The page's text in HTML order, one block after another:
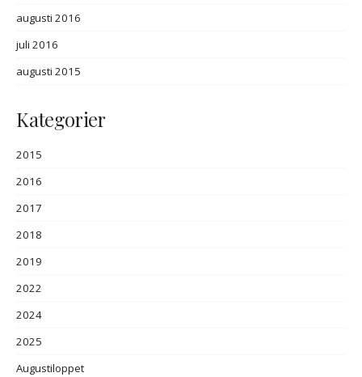
augusti 2016
juli 2016
augusti 2015
Kategorier
2015
2016
2017
2018
2019
2022
2024
2025
Augustiloppet